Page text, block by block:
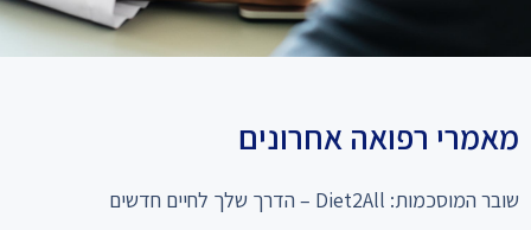
מאמרי רפואה אחרונים
שובר המוסכמות: Diet2All – הדרך שלך לחיים חדשים